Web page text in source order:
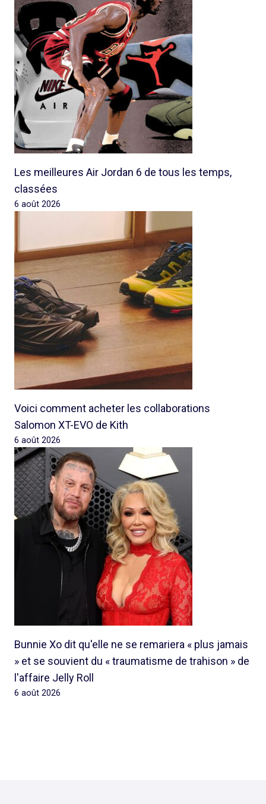
Les meilleures Air Jordan 6 de tous les temps,
classées
6 août 2026
Voici comment acheter les collaborations
Salomon XT-EVO de Kith
6 août 2026
Bunnie Xo dit qu'elle ne se remariera « plus jamais
» et se souvient du « traumatisme de trahison » de
l'affaire Jelly Roll
6 août 2026